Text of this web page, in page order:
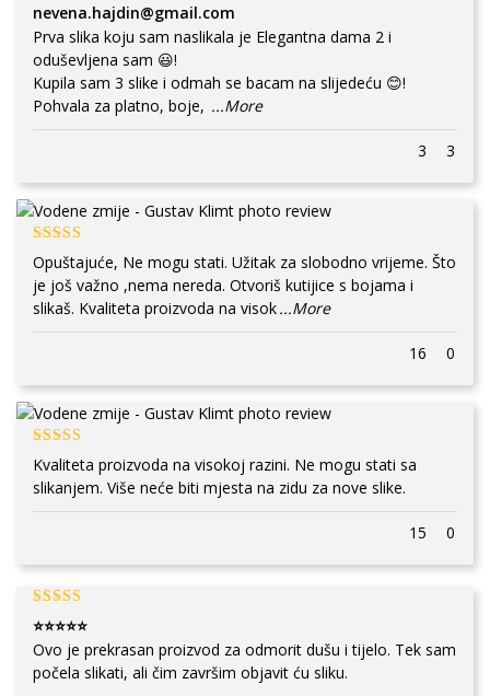
nevena.hajdin@gmail.com
Prva slika koju sam naslikala je Elegantna dama 2 i
oduševljena sam 😃!
Kupila sam 3 slike i odmah se bacam na slijedeću 😊!
Pohvala za platno, boje, ...More
3 3
Opuštajuće, Ne mogu stati. Užitak za slobodno vrijeme. Što
je još važno ,nema nereda. Otvoriš kutijice s bojama i
slikaš. Kvaliteta proizvoda na visok...More
16 0
Kvaliteta proizvoda na visokoj razini. Ne mogu stati sa
slikanjem. Više neće biti mjesta na zidu za nove slike.
15 0
⭐⭐⭐⭐⭐
Ovo je prekrasan proizvod za odmorit dušu i tijelo. Tek sam
počela slikati, ali čim završim objavit ću sliku.